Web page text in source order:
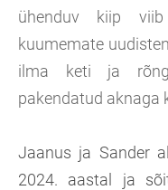
ühenduv kiip
kuumemate
ilma keti ja
pakendatud aknaga
Jaanus ja Sander
2024. aastal ja